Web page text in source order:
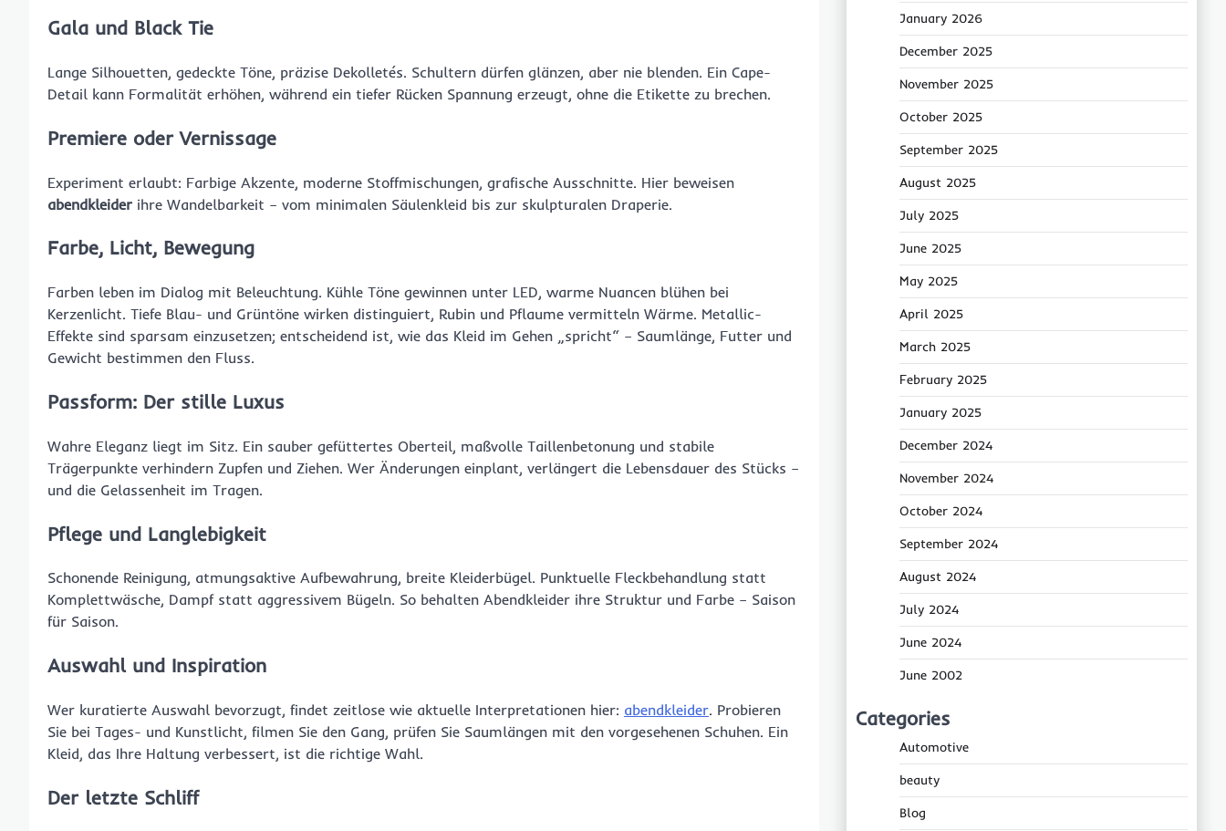
Gala und Black Tie
Lange Silhouetten, gedeckte Töne, präzise Dekolletés. Schultern dürfen glänzen, aber nie blenden. Ein Cape-
Detail kann Formalität erhöhen, während ein tiefer Rücken Spannung erzeugt, ohne die Etikette zu brechen.
Premiere oder Vernissage
Experiment erlaubt: Farbige Akzente, moderne Stoffmischungen, grafische Ausschnitte. Hier beweisen
abendkleider ihre Wandelbarkeit – vom minimalen Säulenkleid bis zur skulpturalen Draperie.
Farbe, Licht, Bewegung
Farben leben im Dialog mit Beleuchtung. Kühle Töne gewinnen unter LED, warme Nuancen blühen bei
Kerzenlicht. Tiefe Blau- und Grüntöne wirken distinguiert, Rubin und Pflaume vermitteln Wärme. Metallic-
Effekte sind sparsam einzusetzen; entscheidend ist, wie das Kleid im Gehen „spricht“ – Saumlänge, Futter und
Gewicht bestimmen den Fluss.
Passform: Der stille Luxus
Wahre Eleganz liegt im Sitz. Ein sauber gefüttertes Oberteil, maßvolle Taillenbetonung und stabile
Trägerpunkte verhindern Zupfen und Ziehen. Wer Änderungen einplant, verlängert die Lebensdauer des Stücks –
und die Gelassenheit im Tragen.
Pflege und Langlebigkeit
Schonende Reinigung, atmungsaktive Aufbewahrung, breite Kleiderbügel. Punktuelle Fleckbehandlung statt
Komplettwäsche, Dampf statt aggressivem Bügeln. So behalten Abendkleider ihre Struktur und Farbe – Saison
für Saison.
Auswahl und Inspiration
Wer kuratierte Auswahl bevorzugt, findet zeitlose wie aktuelle Interpretationen hier: abendkleider. Probieren
Sie bei Tages- und Kunstlicht, filmen Sie den Gang, prüfen Sie Saumlängen mit den vorgesehenen Schuhen. Ein
Kleid, das Ihre Haltung verbessert, ist die richtige Wahl.
Der letzte Schliff
January 2026
December 2025
November 2025
October 2025
September 2025
August 2025
July 2025
June 2025
May 2025
April 2025
March 2025
February 2025
January 2025
December 2024
November 2024
October 2024
September 2024
August 2024
July 2024
June 2024
June 2002
Categories
Automotive
beauty
Blog